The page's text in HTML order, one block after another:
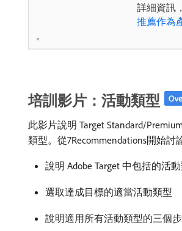
詳細資訊
推薦作為
。
培訓影片：活動類型
此影片說明 Target Standard/
類型。從7Recommendations開始討
說明 Adobe Target 中包括的活
選取達成目標的適當活動類型
說明適用所有活動類型的三個